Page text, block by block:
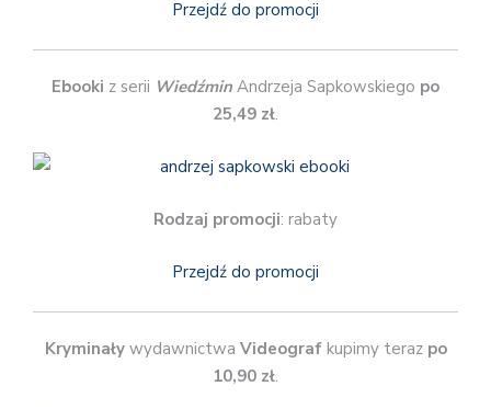
Przejdź do promocji
Ebooki z serii Wiedźmin Andrzeja Sapkowskiego po
25,49 zł.
Rodzaj promocji: rabaty
Przejdź do promocji
Kryminaływydawnictwa Videografkupimy teraz po
10,90 zł.